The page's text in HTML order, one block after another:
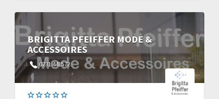
BRIGITTA PFEIFFER MODE &
ACCESSOIRES
0231 441572